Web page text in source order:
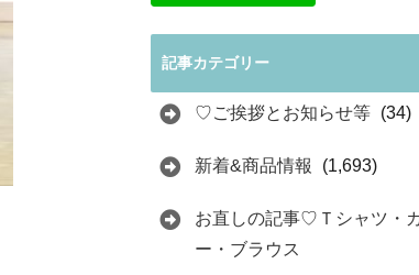
記事カテゴリー
♡ご挨拶とお知らせ等 (34)
新着&商品情報 (1,693)
お直しの記事♡Ｔシャツ・
ー・ブラウス